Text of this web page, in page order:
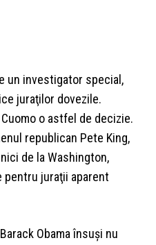
un investigator special,
juraţilor dovezile.
o astfel de decizie.
republican Pete King,
de la Washington,
juraţii aparent
Obama însuşi nu